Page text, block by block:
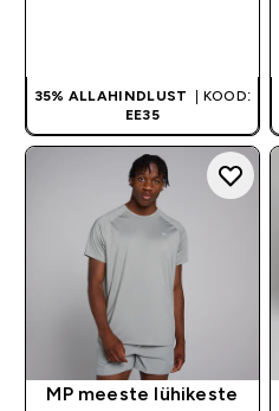
35% ALLAHINDLUST
| KOOD:
EE35
MP meeste lühikeste